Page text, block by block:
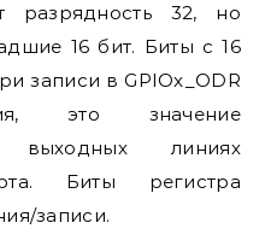
разрядность 32, но
16 бит. Биты с 16
записи в GPIOx_ODR
это значение
выходных линиях
Биты регистра
записи.